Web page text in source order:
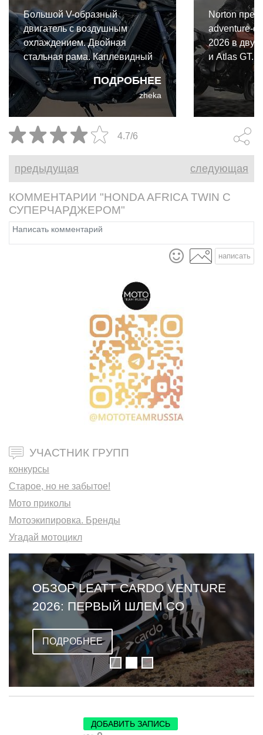
ПОДРОБНЕЕ
Большой V-образный
двигатель с воздушным
охлаждением. Двойная
стальная рама. Каплевидный
бензобак. Штанги толкателей.
Оребрение цилиндров.
Платформы для ног. И,
конечно, мощная
аудиосистема. Таков
традиционный портрет
классического бэггера. Именно
таким Honda Rebel 1100T 2026
не является ни на йоту.
zheka
Norton
adventure-
2026 в двух
и Atlas GT.
одной
важными
4.7/6
предыдущая следующая
КОММЕНТАРИИ "HONDA AFRICA TWIN С
СУПЕРЧАРДЖЕРОМ"
написать
УЧАСТНИК ГРУПП
конкурсы
Старое, но не забытое!
Мото приколы
Мотоэкипировка. Бренды
Угадай мотоцикл
ОБЗОР LEATT CARDO VENTURE
2026: ПЕРВЫЙ ШЛЕМ СО
ВСТРОЕННОЙ ГАРНИТУРОЙ
ПОДРОБНЕЕ
ДОБАВИТЬ ЗАПИСЬ